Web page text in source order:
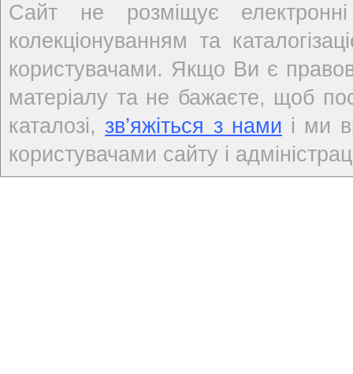
Сайт не розміщує
колекціонуванням та
користувачами. Якщо Ви є
матеріалу та не бажаєте, щоб
каталозі,зв’яжіться з нами і ми
користувачами сайту і